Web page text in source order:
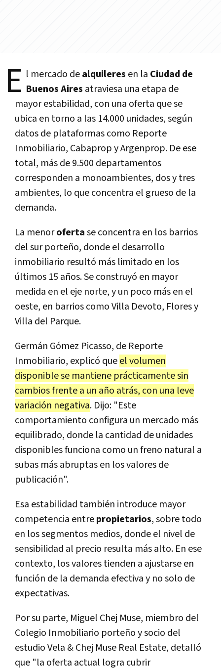
E l mercado dealquileres en la Ciudad de
Buenos Aires atraviesa una etapa de
mayor estabilidad, con una oferta que se
ubica en torno a las 14.000 unidades, según
datos de plataformas como Reporte
Inmobiliario, Cabaprop y Argenprop. De ese
total, más de 9.500 departamentos
corresponden a monoambientes, dos y tres
ambientes, lo que concentra el grueso de la
demanda.
La menorofertase concentra en los barrios
del sur porteño, donde el desarrollo
inmobiliario resultó más limitado en los
últimos 15 años. Se construyó en mayor
medida en el eje norte, y un poco más en el
oeste, en barrios como Villa Devoto, Flores y
Villa del Parque.
Germán Gómez Picasso, de Reporte
Inmobiliario, explicó queel volumen
disponible se mantiene prácticamente sin
cambios frente a un año atrás, con una leve
variación negativa. Dijo: "Este
comportamiento configura un mercado más
equilibrado, donde la cantidad de unidades
disponibles funciona como un freno natural a
subas más abruptas en los valores de
publicación".
Esa estabilidad también introduce mayor
competencia entrepropietarios, sobre todo
en los segmentos medios, donde el nivel de
sensibilidad al precio resulta más alto. En ese
contexto, los valores tienden a ajustarse en
función de la demanda efectiva y no solo de
expectativas.
Por su parte, Miguel Chej Muse, miembro del
Colegio Inmobiliario porteño y socio del
estudio Vela & Chej Muse Real Estate, detalló
que "la oferta actual logra cubrir